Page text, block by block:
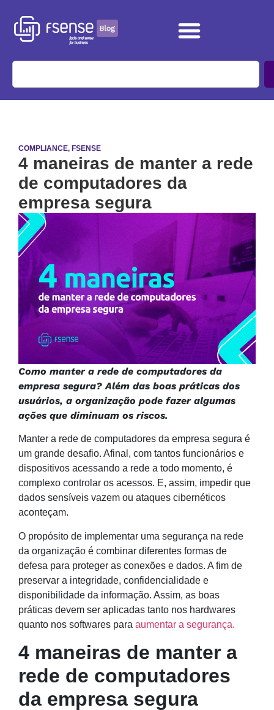
COMPLIANCE, FSENSE
4 maneiras de manter a rede
de computadores da
empresa segura
Como manter a rede de computadores da
empresa segura? Além das boas práticas dos
usuários, a organização pode fazer algumas
ações que diminuam os riscos.
Manter a rede de computadores da empresa segura é
um grande desafio. Afinal, com tantos funcionários e
dispositivos acessando a rede a todo momento, é
complexo controlar os acessos. E, assim, impedir que
dados sensíveis vazem ou ataques cibernéticos
aconteçam.
O propósito de implementar uma segurança na rede
da organização é combinar diferentes formas de
defesa para proteger as conexões e dados. A fim de
preservar a integridade, confidencialidade e
disponibilidade da informação. Assim, as boas
práticas devem ser aplicadas tanto nos hardwares
quanto nos softwares para aumentar a segurança.
4 maneiras de manter a
rede de computadores
da empresa segura